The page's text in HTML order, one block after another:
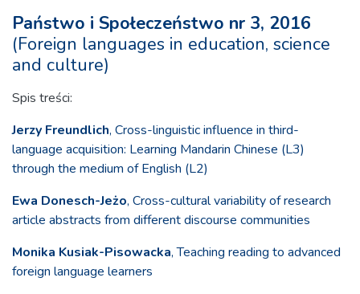
Państwo i Społeczeństwo nr 3, 2016
(Foreign languages in education, science
and culture)
Spis treści:
Jerzy Freundlich, Cross-linguistic influence in third-
language acquisition: Learning Mandarin Chinese (L3)
through the medium of English (L2)
Ewa Donesch-Jeżo, Cross-cultural variability of research
article abstracts from different discourse communities
Monika Kusiak-Pisowacka, Teaching reading to advanced
foreign language learners